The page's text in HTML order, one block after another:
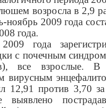
возросла в 2,9
ноябрь 2009 года
года.
года
с почечным
все взрослые. В
вирусным
12,91 против 3,70